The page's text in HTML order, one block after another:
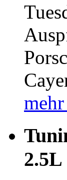
2.5L